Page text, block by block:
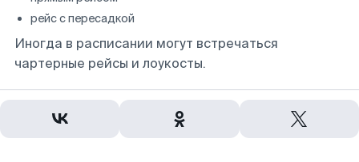
рейс с пересадкой
Иногда в расписании могут встречаться
чартерные рейсы и лоукосты.